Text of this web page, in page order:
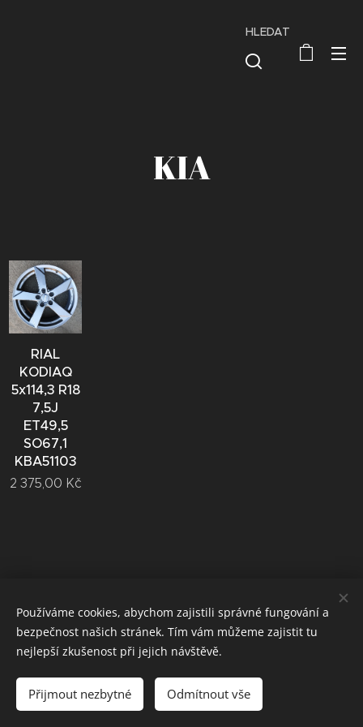
HLEDAT
KIA
RIAL
KODIAQ
5x114,3 R18
7,5J
ET49,5
SO67,1
KBA51103
2 375,00 Kč
Vytvořeno službouWebnode
Jazyky
Čeština
Deutsch English Русский
Používáme cookies, abychom zajistili správné fungování a
bezpečnost našich stránek. Tím vám můžeme zajistit tu
nejlepší zkušenost při jejich návštěvě.
Přijmout nezbytné Odmítnout vše